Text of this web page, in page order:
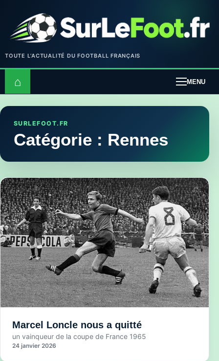
TOUTE L’ACTUALITÉ DU FOOTBALL FRANÇAIS
⌂ MENU
SURLEFOOT.FR
Catégorie : Rennes
Marcel Loncle nous a quitté
un vainqueur de la coupe de France 1965
24 janvier 2026